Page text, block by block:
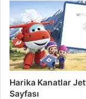
Harika Kanatlar
Sayfası